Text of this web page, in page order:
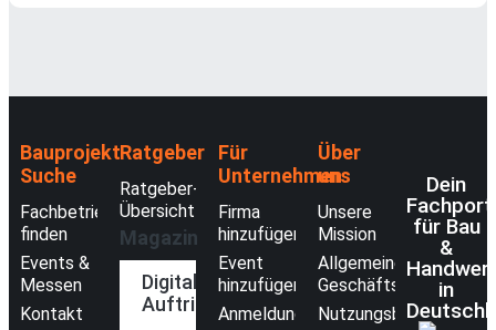
Bauprojekt-
Suche
Fachbetriebe
finden
Events &
Messen
Kontakt
Ratgeber
Ratgeber-
Übersicht
Magazin
Digitaler
Auftritt
Für
Unternehmen
Firma
hinzufügen
Event
hinzufügen
Anmeldung
Über
uns
Unsere
Mission
Allgemeine
Nutzungsbedingungen
Dein
für Bau
&
in